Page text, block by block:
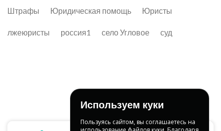
Штрафы Юридическая помощь Юристы
лжеюристы россия1 село Угловое суд
Используем куки
Пользуясь сайтом, вы соглашаетесь на